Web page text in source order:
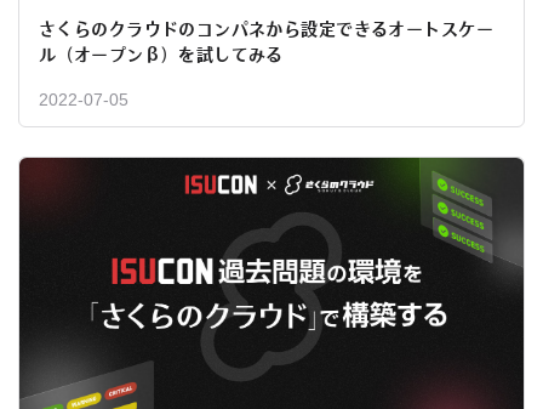
さくらのクラウドのコンパネから設定できるオートスケー
ル（オープンβ）を試してみる
2022-07-05